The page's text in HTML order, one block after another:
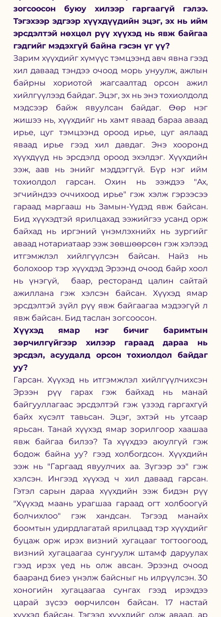
зогсоосон буюу хилээр гаргаагүй гэлээ.
Тэгэхээр эдгээр хүүхдүүдийн эцэг, эх нь ийм
эрсдэлтэй нөхцөл рүү хүүхэд нь явж байгаа
гэдгийг мэдэхгүй байна гэсэн үг үү?
Зарим хүүхдийг хүмүүс тэмцээнд авч явна гээд
хил даваад тэндээ очоод морь унуулж, ажлын
байрны хориотой жагсаалтад орсон ажил
хийлгүүлээд байдаг. Эцэг, эх нь энэ тохиолдолд
мэдсээр байж явуулсан байдаг. Өөр нэг
жишээ нь, хүүхдийг нь хамт яваад бараа аваад
ирье, цуг тэмцээнд ороод ирье, цуг аялаад
яваад ирье гээд хил давдаг. Энэ хооронд
хүүхдүүд нь эрсдэлд ороод эхэлдэг. Хүүхдийн
ээж, аав нь энийг мэддэггүй. Бүр нэг ийм
тохиолдол гарсан. Охин нь ээждээ "Ах,
эгчийндээ оччихоод ирье" гэж хэлж гэрээсээ
гараад маргааш нь Замын-Үүдэд явж байсан.
Бид хүүхэдтэй ярилцахад ээжийгээ усанд орж
байхад нь иргэний үнэмлэхнийх нь зургийг
аваад нотариатаар ээж зөвшөөрсөн гэж хэлээд
итгэмжлэл хийлгүүлсэн байсан. Найз нь
болохоор тэр хүүхдэд Эрээнд очоод байр хоол
нь үнэгүй,  баар, ресторанд цалин сайтай
ажиллана гэж хэлсэн байсан. Хүүхэд ямар
эрсдэлтэй зүйл рүү явж байгаагаа мэдээгүй л
явж байсан. Бид таслан зогсоосон.
Хүүхэд ямар нэг бичиг баримтын
зөрчилгүйгээр хилээр гараад дараа нь
эрсдэл, асуудалд орсон тохиолдол байдаг
уу?
Гарсан. Хүүхэд нь итгэмжлэл хийлгүүлчихсэн
Эрээн рүү гарах гэж байхад нь манай
байгууллагаас эрсдэлтэй гэж үзээд гаргахгүй
байх хүсэлт тавьсан. Эцэг, эхтэй нь утсаар
ярьсан. Танай хүүхэд ямар зорилгоор хаашаа
явж байгаа билээ? Та хүүхдээ аюулгүй гэж
бодож байна уу? гээд холбогдсон. Хүүхдийн
ээж нь "Гаргаад явуулчих аа. Зүгээр ээ" гэж
хэлсэн. Ингээд хүүхэд ч хил даваад гарсан.
Гэтэл сарын дараа хүүхдийн ээж бидэн рүү
"Хүүхэд маань урагшаа гараад огт холбоогүй
болчихлоо" гэж хандсан. Тэгээд манайх
боомтын удирдлагатай ярилцаад тэр хүүхдийг
буцаж орж ирэх визний хугацааг тогтоогоод,
визний хугацаагаа сунгуулж штамф даруулах
гээд ирэх үед нь олж авсан. Эрээнд очоод
бааранд биеэ үнэлж байсныг нь илрүүлсэн. 30
хоногийн хугацаагаа сунгах гээд ирэхдээ
царай зүсээ өөрчилсөн байсан. 17 настай
хүүхэд байсан. Тэгээд хүүхдийг олж аваад, ар